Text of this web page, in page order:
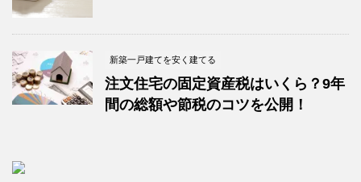
新築一戸建てを安く建てる
注文住宅の固定資産税はいくら？9年
間の総額や節税のコツを公開！